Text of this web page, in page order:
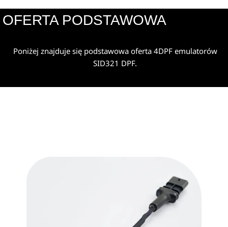
OFERTA PODSTAWOWA
Poniżej znajduje się podstawowa oferta 4DPF emulatorów
SID321 DPF.